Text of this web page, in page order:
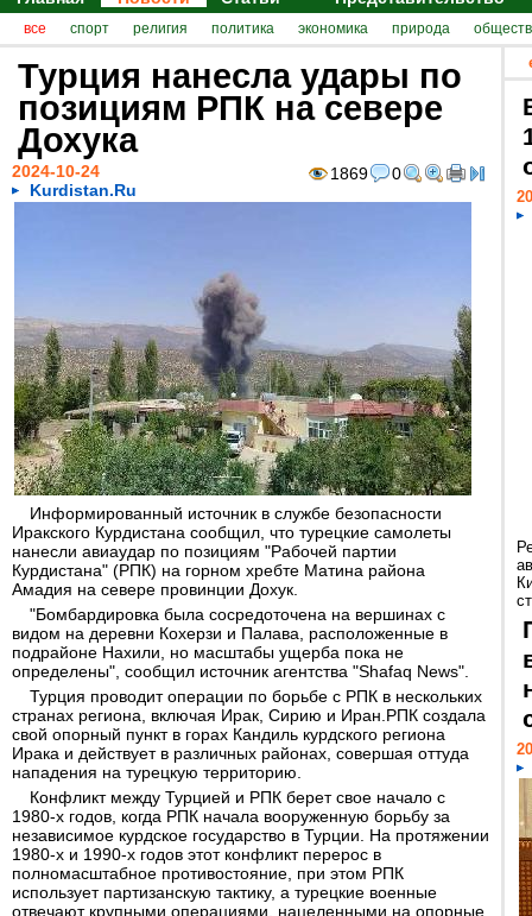
все спорт религия политика экономика природа
Турция нанесла удары по
позициям РПК на севере
Дохука
1869 0
2024-10-24
Kurdistan.Ru
Информированный источник в службе безопасности
Иракского Курдистана сообщил, что турецкие самолеты
нанесли авиаудар по позициям "Рабочей партии
Курдистана" (РПК) на горном хребте Матина района
Амадия на севере провинции Дохук.
"Бомбардировка была сосредоточена на вершинах с
видом на деревни Кохерзи и Палава, расположенные в
подрайоне Нахили, но масштабы ущерба пока не
определены", сообщил источник агентства "Shafaq News".
Турция проводит операции по борьбе с РПК в нескольких
странах региона, включая Ирак, Сирию и Иран.РПК создала
свой опорный пункт в горах Кандиль курдского региона
Ирака и действует в различных районах, совершая оттуда
нападения на турецкую территорию.
Конфликт между Турцией и РПК берет свое начало с
1980-х годов, когда РПК начала вооруженную борьбу за
независимое курдское государство в Турции. На протяжении
1980-х и 1990-х годов этот конфликт перерос в
полномасштабное противостояние, при этом РПК
использует партизанскую тактику, а турецкие военные
отвечают крупными операциями, нацеленными на опорные